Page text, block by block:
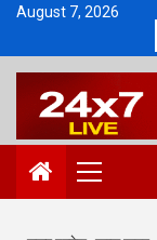
Skip
content
August 7, 2026
Primary
Menu